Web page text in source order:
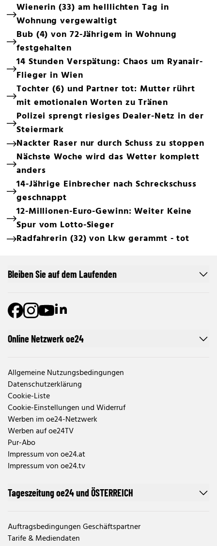
Wienerin (33) am helllichten Tag in
Wohnung vergewaltigt
Bub (4) von 72-Jährigem in Wohnung
festgehalten
14 Stunden Verspätung: Chaos um Ryanair-
Flieger in Wien
Tochter (6) und Partner tot: Mutter rührt
mit emotionalen Worten zu Tränen
Polizei sprengt riesiges Dealer-Netz in der
Steiermark
Nackter Raser nur durch Schuss zu stoppen
Nächste Woche wird das Wetter komplett
anders
14-Jährige Einbrecher nach Schreckschuss
geschnappt
12-Millionen-Euro-Gewinn: Weiter Keine
Spur vom Lotto-Sieger
Radfahrerin (32) von Lkw gerammt - tot
Online Netzwerk oe24
Allgemeine Nutzungsbedingungen
Datenschutzerklärung
Cookie-Liste
Cookie-Einstellungen und Widerruf
Werben im oe24-Netzwerk
Werben auf oe24TV
Pur-Abo
Impressum von oe24.at
Impressum von oe24.tv
Tageszeitung oe24 und ÖSTERREICH
Auftragsbedingungen Geschäftspartner
Tarife & Mediendaten
Bleiben Sie auf dem Laufenden